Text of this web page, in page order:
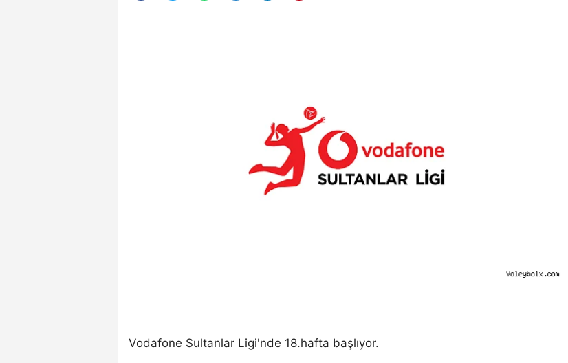
Vodafone Sultanlar Ligi'nde 18.hafta başlıyor.